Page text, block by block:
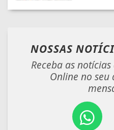
NOSSAS
Receba as
Online no